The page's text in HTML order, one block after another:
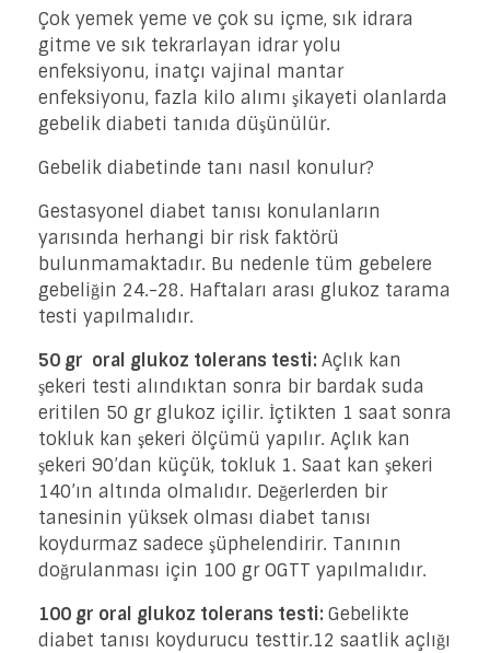
Çok yemek yeme ve çok su içme, sık idrara
gitme ve sık tekrarlayan idrar yolu
enfeksiyonu, inatçı vajinal mantar
enfeksiyonu, fazla kilo alımı şikayeti olanlarda
gebelik diabeti tanıda düşünülür.
Gebelik diabetinde tanı nasıl konulur?
Gestasyonel diabet tanısı konulanların
yarısında herhangi bir risk faktörü
bulunmamaktadır. Bu nedenle tüm gebelere
gebeliğin 24.-28. Haftaları arası glukoz tarama
testi yapılmalıdır.
50 gr oral glukoz tolerans testi: Açlık kan
şekeri testi alındıktan sonra bir bardak suda
eritilen 50 gr glukoz içilir. İçtikten 1 saat sonra
tokluk kan şekeri ölçümü yapılır. Açlık kan
şekeri 90’dan küçük, tokluk 1. Saat kan şekeri
140’ın altında olmalıdır. Değerlerden bir
tanesinin yüksek olması diabet tanısı
koydurmaz sadece şüphelendirir. Tanının
doğrulanması için 100 gr OGTT yapılmalıdır.
100 gr oral glukoz tolerans testi: Gebelikte
diabet tanısı koydurucu testtir.12 saatlik açlığı